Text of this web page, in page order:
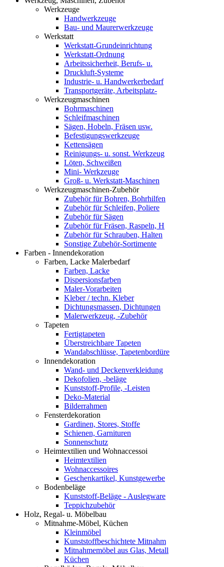
Werkzeuge
Handwerkzeuge
Bau- und Maurerwerkzeuge
Werkstatt
Werkstatt-Grundeinrichtung
Werkstatt-Ordnung
Arbeitssicherheit, Berufs- u.
Druckluft-Systeme
Industrie- u. Handwerkerbedarf
Transportgeräte, Arbeitsplatz-
Werkzeugmaschinen
Bohrmaschinen
Schleifmaschinen
Sägen, Hobeln, Fräsen usw.
Befestigungswerkzeuge
Kettensägen
Reinigungs- u. sonst. Werkzeug
Löten, Schweißen
Mini- Werkzeuge
Groß- u. Werkstatt-Maschinen
Werkzeugmaschinen-Zubehör
Zubehör für Bohren, Bohrhilfen
Zubehör für Schleifen, Poliere
Zubehör für Sägen
Zubehör für Fräsen, Raspeln, H
Zubehör für Schrauben, Halten
Sonstige Zubehör-Sortimente
Farben - Innendekoration
Farben, Lacke Malerbedarf
Farben, Lacke
Dispersionsfarben
Maler-Vorarbeiten
Kleber / techn. Kleber
Dichtungsmassen, Dichtungen
Malerwerkzeug, -Zubehör
Tapeten
Fertigtapeten
Überstreichbare Tapeten
Wandabschlüsse, Tapetenbordüre
Innendekoration
Wand- und Deckenverkleidung
Dekofolien, -beläge
Kunststoff-Profile, -Leisten
Deko-Material
Bilderrahmen
Fensterdekoration
Gardinen, Stores, Stoffe
Schienen, Garnituren
Sonnenschutz
Heimtextilien und Wohnaccessoi
Heimtextilien
Wohnaccessoires
Geschenkartikel, Kunstgewerbe
Bodenbeläge
Kunststoff-Beläge - Auslegware
Teppichzubehör
Holz, Regal- u. Möbelbau
Mitnahme-Möbel, Küchen
Kleinmöbel
Kunststoffbeschichtete Mitnahm
Mitnahmemöbel aus Glas, Metall
Küchen